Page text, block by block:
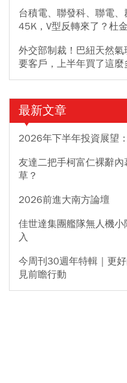
台積電、聯發科、聯電
45K，V型反轉來了？杜
外交部制裁！巴紐天然
要客戶，上半年買了這
最新文章
2026年下半年投資展望
友達二把手柯富仁裸辭
草？
2026前進大南方論壇
佳世達集團艦隊無人機
入
今周刊30週年特輯｜更
見前瞻行動